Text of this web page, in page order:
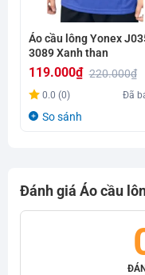
Áo cầu lông Yonex
3089 Xanh than
220.000₫
Giá
gốc
119.000₫
Giá
hiện
0.0 (0) Đã
So sánh
Đánh giá Áo cầu